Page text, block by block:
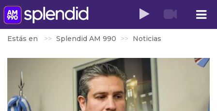
Estás en Splendid AM 990 Noticias